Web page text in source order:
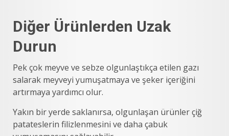
Diğer Ürünlerden Uzak
Durun
Pek çok meyve ve sebze olgunlaştıkça etilen gazı
salarak meyveyi yumuşatmaya ve şeker içeriğini
artırmaya yardımcı olur.
Yakın bir yerde saklanırsa, olgunlaşan ürünler çiğ
patateslerin filizlenmesini ve daha çabuk